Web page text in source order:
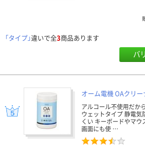
「タイプ」違いで全3商品あります
バ
オーム電機 OAクリ
アルコール不使用だか
ウェットタイプ 静電気
くい キーボードやマウ
画面にも使 …